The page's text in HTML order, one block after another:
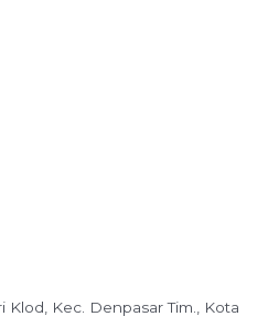
Klod, Kec. Denpasar Tim., Kota